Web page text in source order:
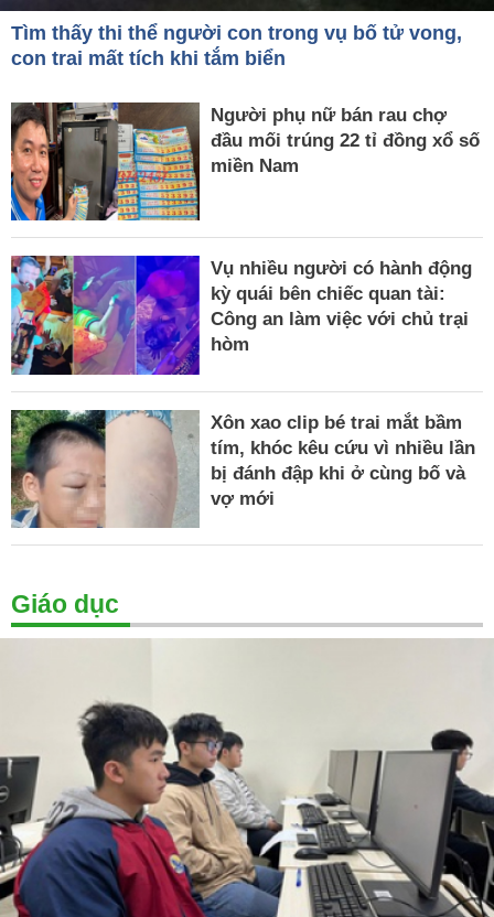
Tìm thấy thi thể người con trong vụ bố tử vong,
con trai mất tích khi tắm biển
Người phụ nữ bán rau chợ
đầu mối trúng 22 tỉ đồng xổ số
miền Nam
Vụ nhiều người có hành động
kỳ quái bên chiếc quan tài:
Công an làm việc với chủ trại
hòm
Xôn xao clip bé trai mắt bầm
tím, khóc kêu cứu vì nhiều lần
bị đánh đập khi ở cùng bố và
vợ mới
Giáo dục